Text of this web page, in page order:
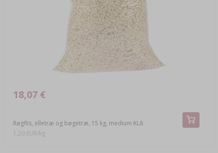
Røgflis, elletræ og bøgetræ, 15 kg, medium KL8
18,07 €
1,20 EUR/kg